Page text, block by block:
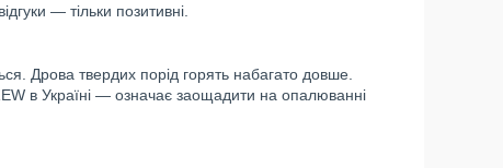
— тільки позитивні.
Дрова твердих порід горять набагато довше.
в Україні — означає заощадити на опалюванні